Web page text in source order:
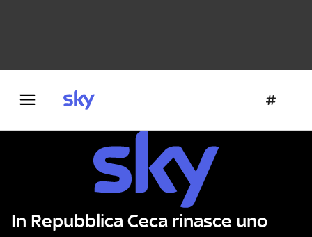
In Repubblica Ceca rinasce uno